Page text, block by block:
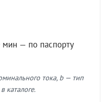
мин — по паспорту
тока, b — тип
каталоге.